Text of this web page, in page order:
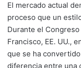
El mercado actual
proceso que un
Durante el
Francisco, EE. UU.,
que se ha
diferencia entre una